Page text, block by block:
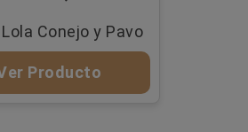
Conejo y Pavo
Producto